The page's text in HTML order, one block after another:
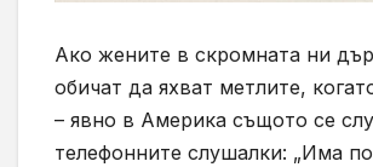
Ако жените в скромната ни
обичат да яхват метлите,
– явно в Америка същото се
телефонните слушалки: „Има